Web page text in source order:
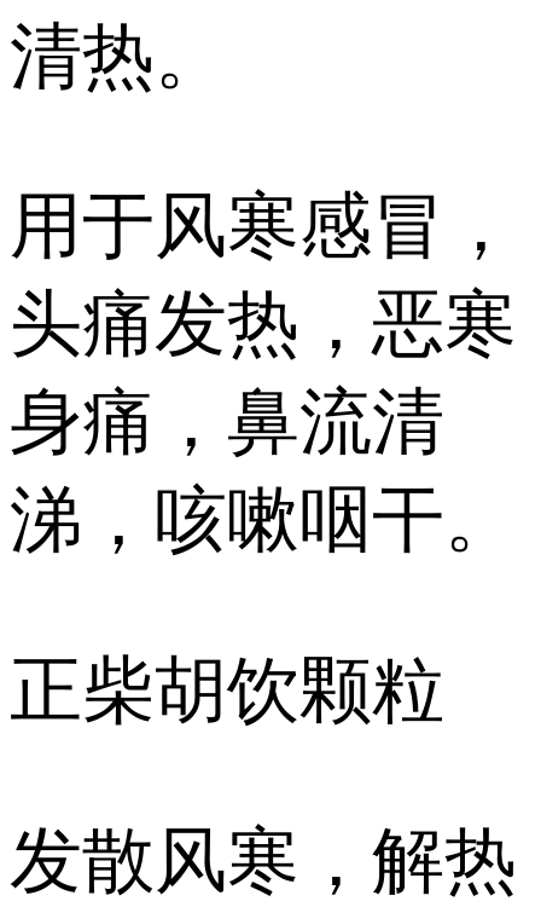
清热。
用于风寒感冒，
头痛发热，恶寒
身痛，鼻流清
涕，咳嗽咽干。
正柴胡饮颗粒
发散风寒，解热